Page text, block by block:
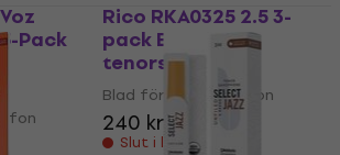
Pack
Rico RKA0325 2.5 3-
pack Blad för
tenorsaxofon
Blad för tenorsaxofon
240 kr
Slut i lager